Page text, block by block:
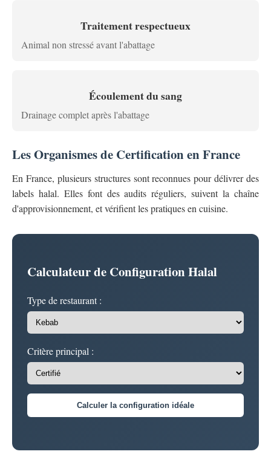
Traitement respectueux
Animal non stressé avant l'abattage
Écoulement du sang
Drainage complet après l'abattage
Les Organismes de Certification en France
En France, plusieurs structures sont reconnues pour délivrer des
labels halal. Elles font des audits réguliers, suivent la chaîne
d'approvisionnement, et vérifient les pratiques en cuisine.
Calculateur de Configuration Halal
Type de restaurant :
Critère principal :
Calculer la configuration idéale